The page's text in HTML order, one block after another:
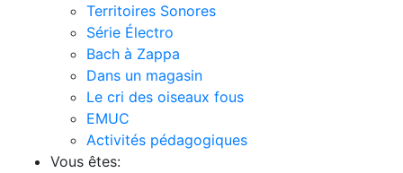
Territoires Sonores
Série Électro
Bach à Zappa
Dans un magasin
Le cri des oiseaux fous
EMUC
Activités pédagogiques
Vous êtes: